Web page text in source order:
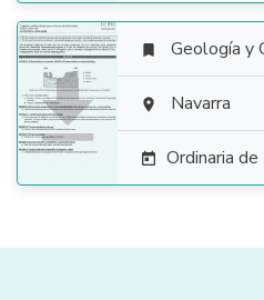

 Geología y
 Navarra
 Ordinaria